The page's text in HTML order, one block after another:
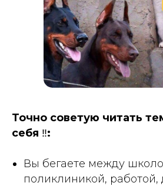
Точно советую читать
себя ‼️:
Вы бегаете между
поликлиникой,